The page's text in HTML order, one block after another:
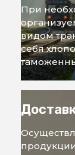
При
видом
себя